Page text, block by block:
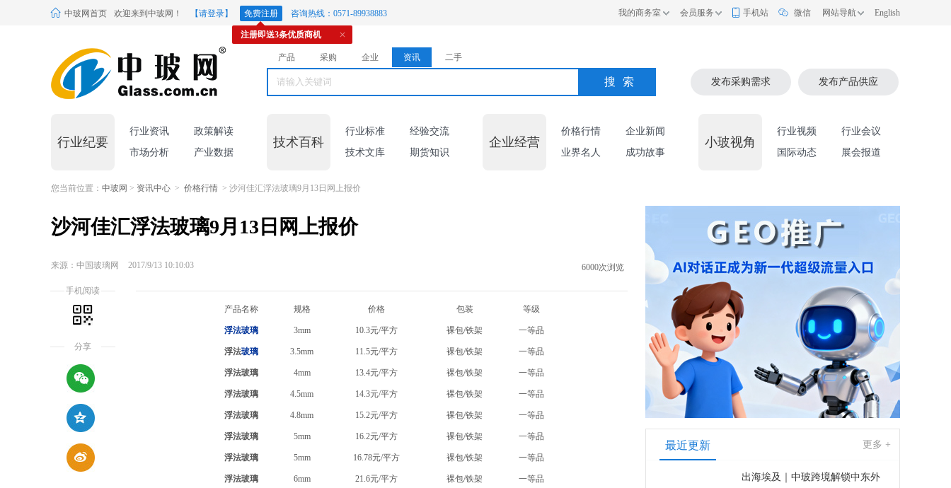
中玻网首页 欢迎来到中玻网！ 【请登录】 免费注册 咨询热线：0571-89938883
注册即送3条优质商机
我的商务室 会员服务 手机站 微信 网站导航 English
产品 采购 企业 资讯 二手
搜索 发布采购需求 发布产品供应
行业纪要
行业资讯
政策解读
市场分析
产业数据
技术百科
行业标准
经验交流
技术文库
期货知识
企业经营
价格行情
企业新闻
业界名人
成功故事
小玻视角
行业视频
行业会议
国际动态
展会报道
您当前位置： 中玻网 > 资讯中心 > 价格行情 > 沙河佳汇浮法玻璃9月13日网上报价
最近更新 更多 +
出海埃及｜中玻跨境解锁中东外
手机阅读
分享
沙河佳汇浮法玻璃9月13日网上报价
来源：中国玻璃网 2017/9/13 10:10:03 6000次浏览
产品名称 规格 价格 包装 等级
浮法玻璃 3mm 10.3元/平方 裸包/铁架 一等品
浮法玻璃 3.5mm 11.5元/平方 裸包/铁架 一等品
浮法玻璃 4mm 13.4元/平方 裸包/铁架 一等品
浮法玻璃 4.5mm 14.3元/平方 裸包/铁架 一等品
浮法玻璃 4.8mm 15.2元/平方 裸包/铁架 一等品
浮法玻璃 5mm 16.2元/平方 裸包/铁架 一等品
浮法玻璃 5mm 16.78元/平方 裸包/铁架 一等品
浮法玻璃 6mm 21.6元/平方 裸包/铁架 一等品